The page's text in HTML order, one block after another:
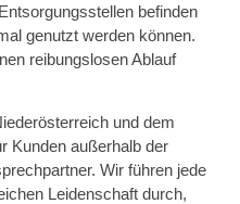
befinden
genutzt werden können.
reibungslosen Ablauf
und dem
Kunden außerhalb der
Wir führen jede
Leidenschaft durch,